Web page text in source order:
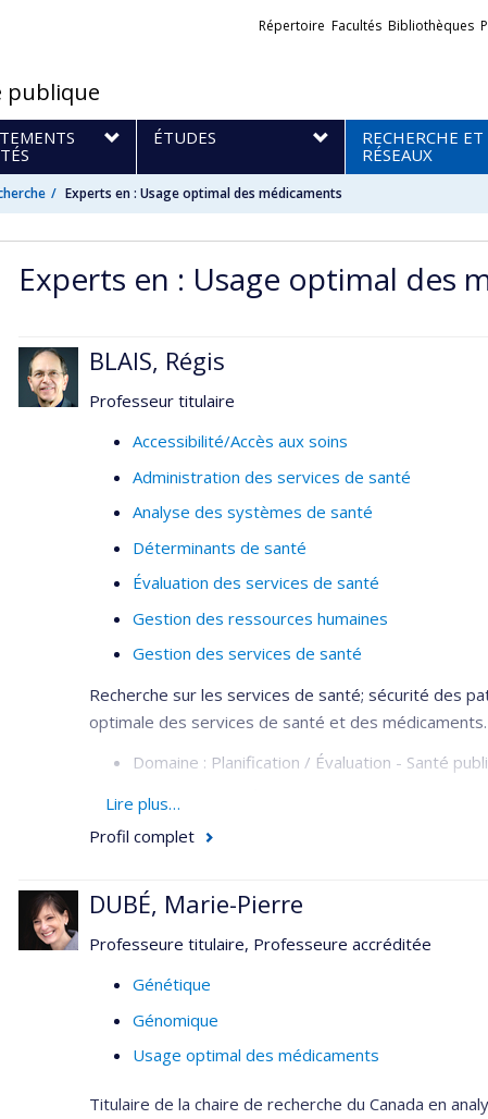
publique
Liens
Répertoire Facultés Bibliothèques
ÉTUDES
RECHERCHE ET
RÉSEAUX
Experts en : Usage optimal des médicaments
Experts en : Usage optimal des
BLAIS, Régis
Professeur titulaire
Accessibilité/Accès aux soins
Administration des services de santé
Analyse des systèmes de santé
Déterminants de santé
Évaluation des services de santé
Gestion des ressources humaines
Gestion des services de santé
Recherche sur les services de santé; sécurité des
optimale des services de santé et des médicaments.
Domaine : Planification / Évaluation - Santé
Méthodologie : Évaluative - Recherche sur les
Lire plus…
Profil complet
DUBÉ, Marie-Pierre
Professeure titulaire, Professeure accréditée
Génétique
Génomique
Usage optimal des médicaments
Titulaire de la chaire de recherche du Canada en